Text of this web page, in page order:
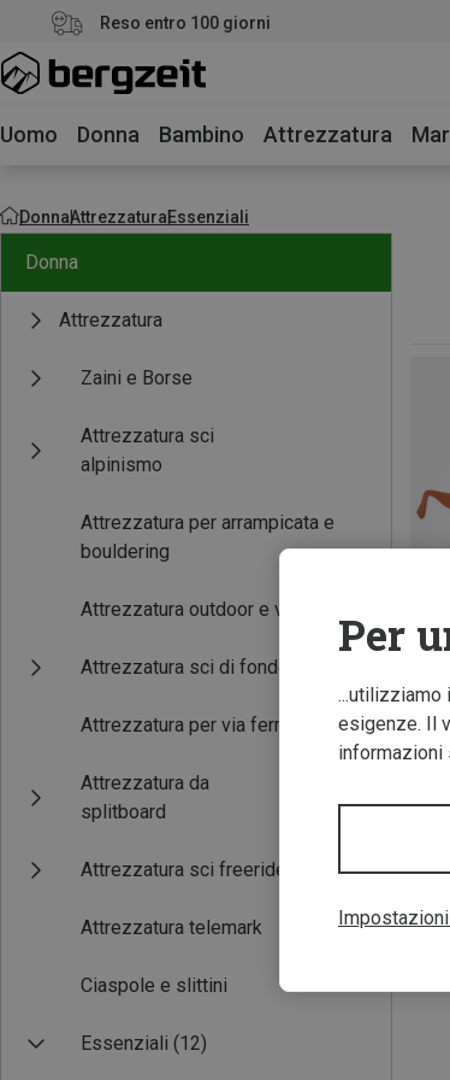
Reso entro 100 giorni
Uomo Donna Bambino Attrezzatura
DonnaAttrezzaturaEssenziali
Donna
Attrezzatura
Zaini e Borse
Attrezzatura sci
alpinismo
Attrezzatura per arrampicata e
bouldering
Attrezzatura outdoor e viaggio
Attrezzatura sci di fondo
Attrezzatura per via ferrata
Attrezzatura da
splitboard
Attrezzatura sci freeride
Attrezzatura telemark
Ciaspole e slittini
Essenziali (12)
Per
esigenze. Il
informazioni
Impostazioni